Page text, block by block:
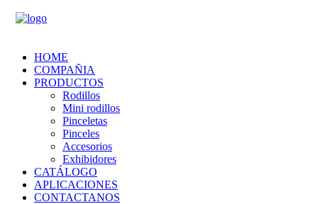
HOME
COMPAÑIA
PRODUCTOS
Rodillos
Mini rodillos
Pinceletas
Pinceles
Accesorios
Exhibidores
CATÁLOGO
APLICACIONES
CONTACTANOS